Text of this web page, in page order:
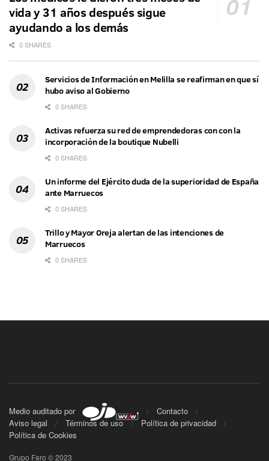
vida y 31 años después sigue
ayudando a los demás
0 SHARES
Servicios de Información en Melilla se reafirman en que sí
hubo aviso al Gobierno
0 SHARES
Activas refuerza su red de emprendedoras con con la
incorporación de la boutique Nubelli
0 SHARES
Un informe del Ejército duda de la superioridad de España
ante Marruecos
0 SHARES
Trillo y Mayor Oreja alertan de las intenciones de
Marruecos
0 SHARES
Medio auditado por
Contacto
Aviso legal
Términos de uso
Política de privacidad
Política de Cookies
Grupo Faro © 2023